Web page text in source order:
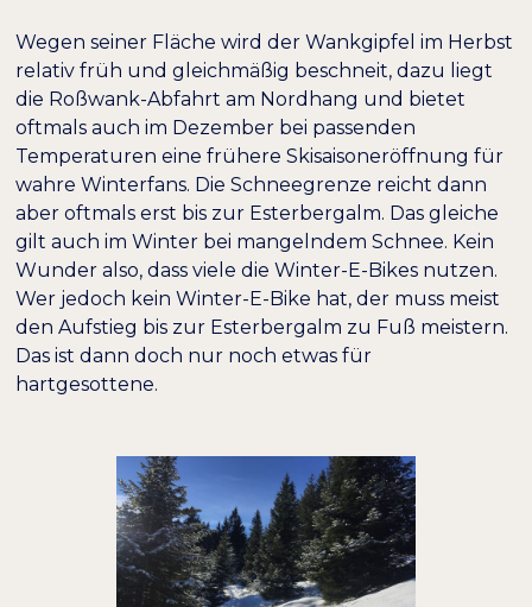
Wegen seiner Fläche wird der Wankgipfel im Herbst
relativ früh und gleichmäßig beschneit, dazu liegt
die Roßwank-Abfahrt am Nordhang und bietet
oftmals auch im Dezember bei passenden
Temperaturen eine frühere Skisaisoneröffnung für
wahre Winterfans. Die Schneegrenze reicht dann
aber oftmals erst bis zur Esterbergalm. Das gleiche
gilt auch im Winter bei mangelndem Schnee. Kein
Wunder also, dass viele die Winter-E-Bikes nutzen.
Wer jedoch kein Winter-E-Bike hat, der muss meist
den Aufstieg bis zur Esterbergalm zu Fuß meistern.
Das ist dann doch nur noch etwas für
hartgesottene.